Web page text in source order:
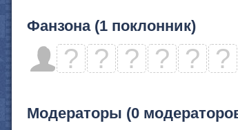
Фанзона (1 поклонник)
? ? ? ? ? ?
Модераторы (0